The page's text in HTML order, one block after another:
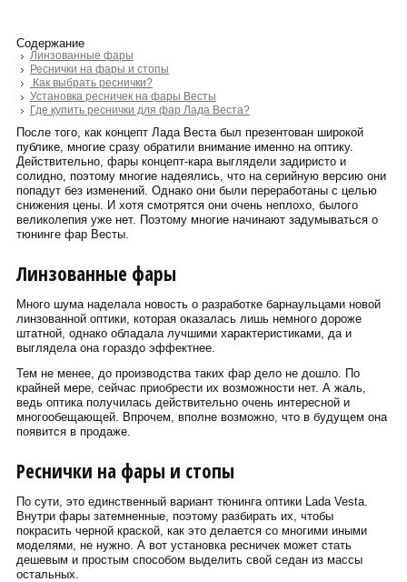
Содержание
Линзованные фары
Реснички на фары и стопы
Как выбрать реснички?
Установка ресничек на фары Весты
Где купить реснички для фар Лада Веста?
После того, как концепт Лада Веста был презентован широкой
публике, многие сразу обратили внимание именно на оптику.
Действительно, фары концепт-кара выглядели задиристо и
солидно, поэтому многие надеялись, что на серийную версию они
попадут без изменений. Однако они были переработаны с целью
снижения цены. И хотя смотрятся они очень неплохо, былого
великолепия уже нет. Поэтому многие начинают задумываться о
тюнинге фар Весты.
Линзованные фары
Много шума наделала новость о разработке барнаульцами новой
линзованной оптики, которая оказалась лишь немного дороже
штатной, однако обладала лучшими характеристиками, да и
выглядела она гораздо эффектнее.
Тем не менее, до производства таких фар дело не дошло. По
крайней мере, сейчас приобрести их возможности нет. А жаль,
ведь оптика получилась действительно очень интересной и
многообещающей. Впрочем, вполне возможно, что в будущем она
появится в продаже.
Реснички на фары и стопы
По сути, это единственный вариант тюнинга оптики Lada Vesta.
Внутри фары затемненные, поэтому разбирать их, чтобы
покрасить черной краской, как это делается со многими иными
моделями, не нужно. А вот установка ресничек может стать
дешевым и простым способом выделить свой седан из массы
остальных.